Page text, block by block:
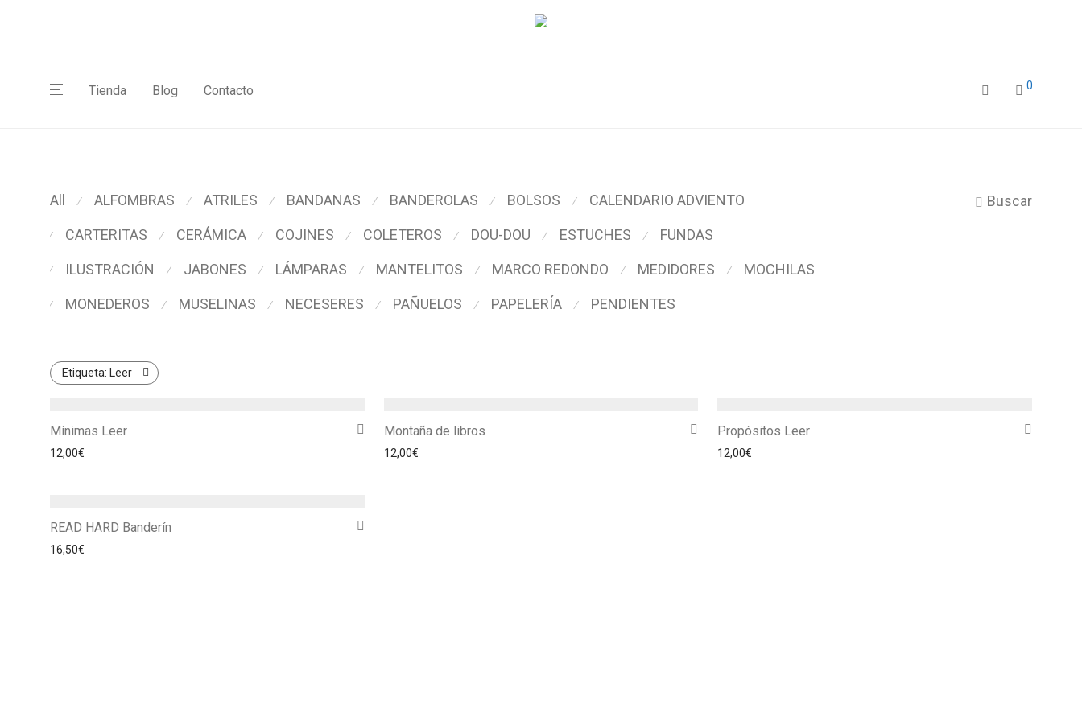
Tienda Blog Contacto 0
Buscar
All ⁄ ALFOMBRAS ⁄ ATRILES ⁄ BANDANAS ⁄ BANDEROLAS ⁄ BOLSOS ⁄ CALENDARIO ADVIENTO
⁄ CARTERITAS ⁄ CERÁMICA ⁄ COJINES ⁄ COLETEROS ⁄ DOU-DOU ⁄ ESTUCHES ⁄ FUNDAS
⁄ ILUSTRACIÓN ⁄ JABONES ⁄ LÁMPARAS ⁄ MANTELITOS ⁄ MARCO REDONDO ⁄ MEDIDORES ⁄ MOCHILAS
⁄ MONEDEROS ⁄ MUSELINAS ⁄ NECESERES ⁄ PAÑUELOS ⁄ PAPELERÍA ⁄ PENDIENTES
Etiqueta: Leer
Mínimas Leer
12,00€
Montaña de libros
12,00€
Propósitos Leer
12,00€
READ HARD Banderín
16,50€